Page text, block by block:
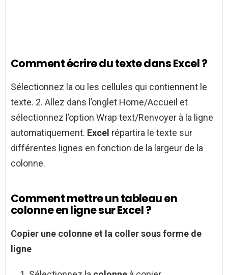
Comment écrire du texte dans Excel ?
Sélectionnez la ou les cellules qui contiennent le
texte. 2. Allez dans l’onglet Home/Accueil et
sélectionnez l’option Wrap text/Renvoyer à la ligne
automatiquement. Excel répartira le texte sur
différentes lignes en fonction de la largeur de la
colonne.
Comment mettre un tableau en
colonne en ligne sur Excel ?
Copier une colonne et la coller sous forme de
ligne